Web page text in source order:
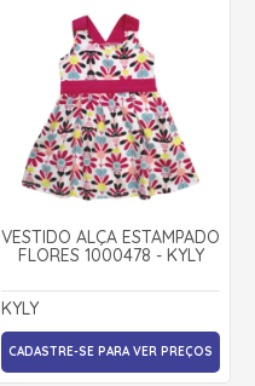
VESTIDO ALÇA ESTAMPADO
FLORES 1000478 - KYLY
KYLY
CADASTRE-SE PARA VER PREÇOS